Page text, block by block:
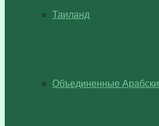
Таиланд
Объединенные